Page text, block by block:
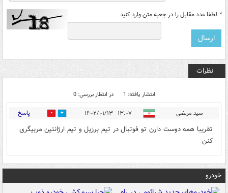
* لطفا عدد مقابل را در جعبه متن وارد کنید
نظرات
انتشار یافته: 1 در انتظار بررسی: 0
سید مرتضی ۱۳:۰۷ - ۱۴۰۲/۰۱/۱۳ 0 پاسخ
تقریبا همه دوست دارن تو فوتبال در تیم برزیل و تیم ارژانتین مربیگری
کنن
خودرو